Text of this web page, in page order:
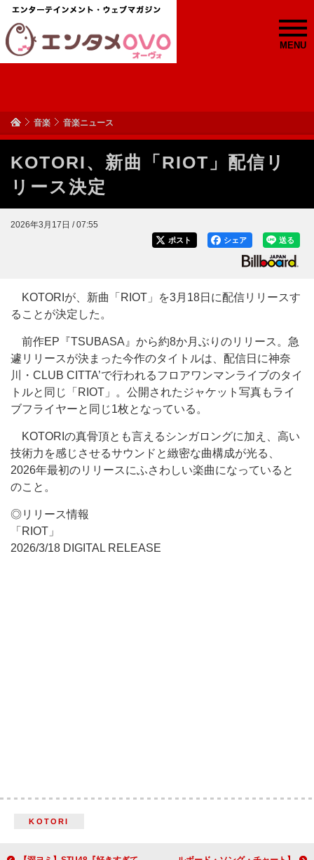
MENU
音楽 音楽ニュース
KOTORI、新曲「RIOT」配信リ
リース決定
2026年3月17日 / 07:55
送る
シェア
ポスト
KOTORIが、新曲「RIOT」を3月18日に配信リリースす
ることが決定した。
前作EP『TSUBASA』から約8か月ぶりのリリース。急
遽リリースが決まった今作のタイトルは、配信日に神奈
川・CLUB CITTA’で行われるフロアワンマンライブのタイ
トルと同じ「RIOT」。公開されたジャケット写真もライ
ブフライヤーと同じ1枚となっている。
KOTORIの真骨頂とも言えるシンガロングに加え、高い
技術力を感じさせるサウンドと緻密な曲構成が光る、
2026年最初のリリースにふさわしい楽曲になっていると
のこと。
◎リリース情報
「RIOT」
2026/3/18 DIGITAL RELEASE
KOTORI